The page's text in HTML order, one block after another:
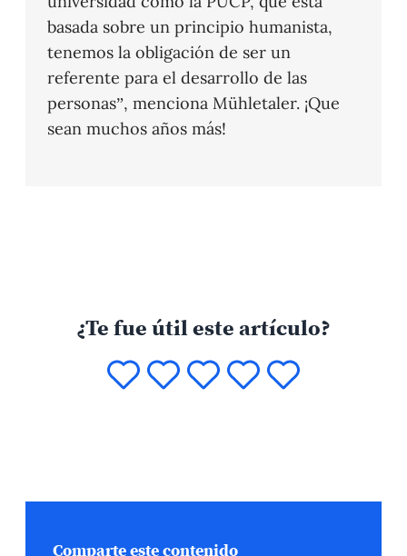
basada sobre un principio humanista,
tenemos la obligación de ser un
referente para el desarrollo de las
personas”, menciona Mühletaler. ¡Que
sean muchos años más!
¿Te fue útil este artículo?
Comparte este contenido